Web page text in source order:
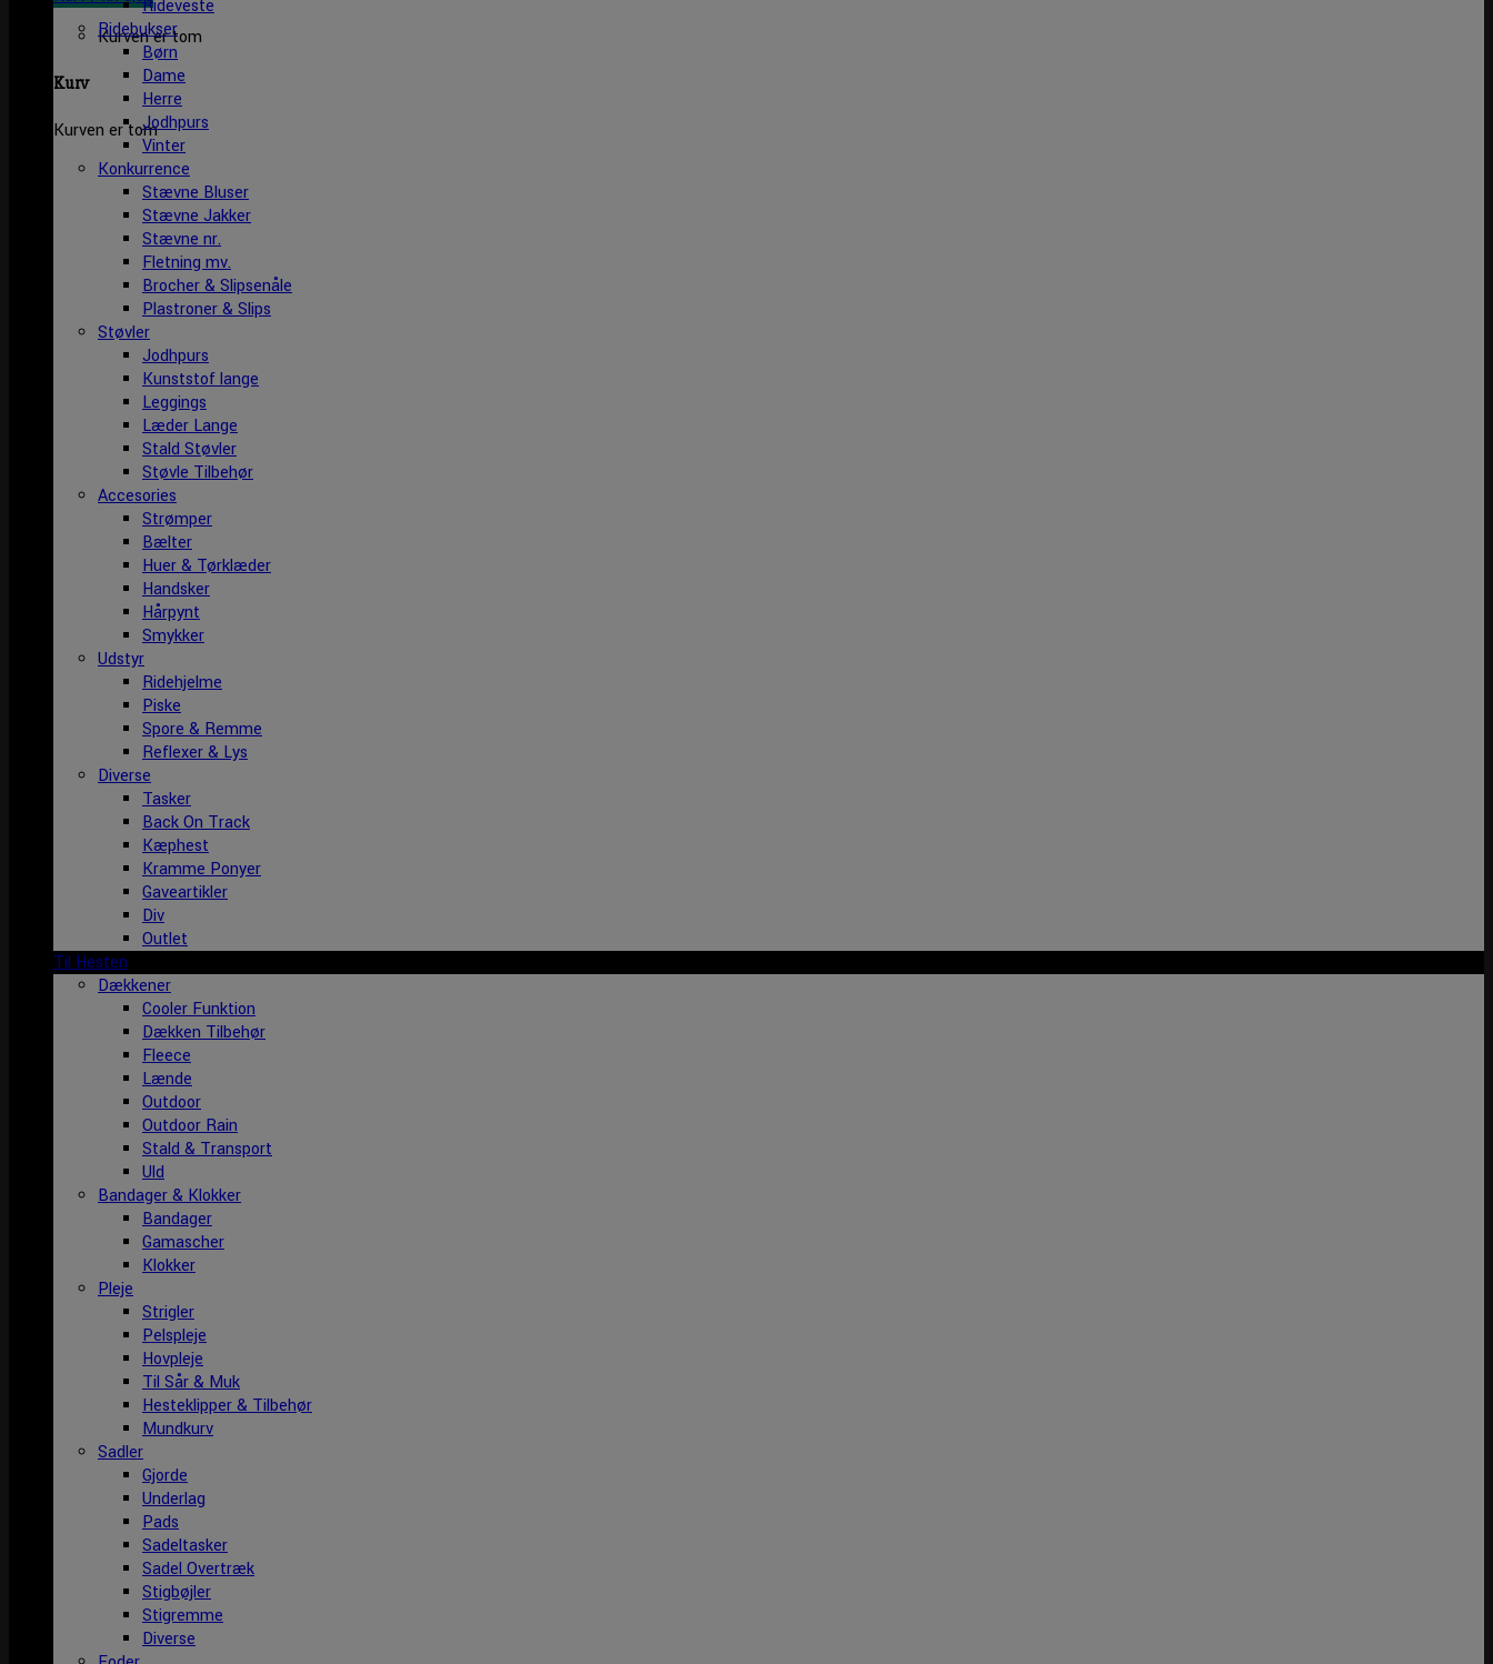
Kurven er tom
Kurv
Kurven er tom
Rideveste
Ridebukser
Børn
Dame
Herre
Jodhpurs
Vinter
Konkurrence
Stævne Bluser
Stævne Jakker
Stævne nr.
Fletning mv.
Brocher & Slipsenåle
Plastroner & Slips
Støvler
Jodhpurs
Kunststof lange
Leggings
Læder Lange
Stald Støvler
Støvle Tilbehør
Accesories
Strømper
Bælter
Huer & Tørklæder
Handsker
Hårpynt
Smykker
Udstyr
Ridehjelme
Piske
Spore & Remme
Reflexer & Lys
Diverse
Tasker
Back On Track
Kæphest
Kramme Ponyer
Gaveartikler
Div
Outlet
Til Hesten
Dækkener
Cooler Funktion
Dækken Tilbehør
Fleece
Lænde
Outdoor
Outdoor Rain
Stald & Transport
Uld
Bandager & Klokker
Bandager
Gamascher
Klokker
Pleje
Strigler
Pelspleje
Hovpleje
Til Sår & Muk
Hesteklipper & Tilbehør
Mundkurv
Sadler
Gjorde
Underlag
Pads
Sadeltasker
Sadel Overtræk
Stigbøjler
Stigremme
Diverse